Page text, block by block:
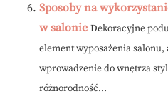
Sposoby na
w salonie Dekoracyjne
element wyposażenia salonu,
wprowadzenie do wnętrza
różnorodność...